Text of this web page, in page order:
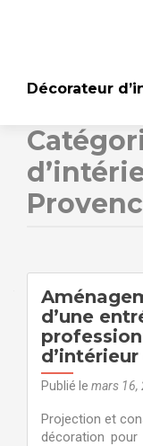
Décorateur
d’une
Publié le mars 16,
Projection et
décoration pour
des
articles